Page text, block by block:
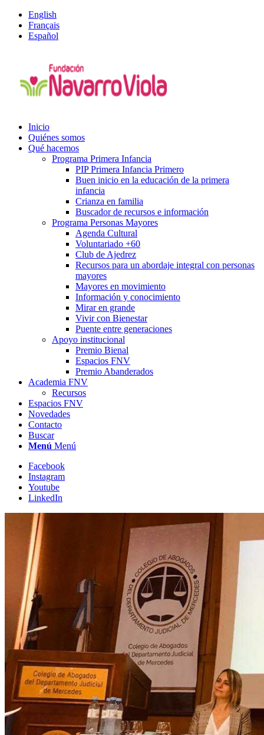
English
Français
Español
Inicio
Quiénes somos
Qué hacemos
Programa Primera Infancia
PIP Primera Infancia Primero
Buen inicio en la educación de la primera
infancia
Crianza en familia
Buscador de recursos e información
Programa Personas Mayores
Agenda Cultural
Voluntariado +60
Club de Ajedrez
Recursos para un abordaje integral con personas
mayores
Mayores en movimiento
Información y conocimiento
Mirar en grande
Vivir con Bienestar
Puente entre generaciones
Apoyo institucional
Premio Bienal
Espacios FNV
Premio Abanderados
Academia FNV
Recursos
Espacios FNV
Novedades
Contacto
Buscar
Menú Menú
Facebook
Instagram
Youtube
LinkedIn